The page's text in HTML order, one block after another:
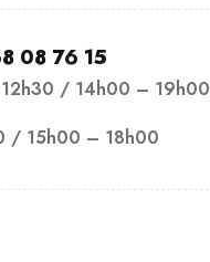
08 76 15
/ 14h00 – 19h00
/ 15h00 – 18h00